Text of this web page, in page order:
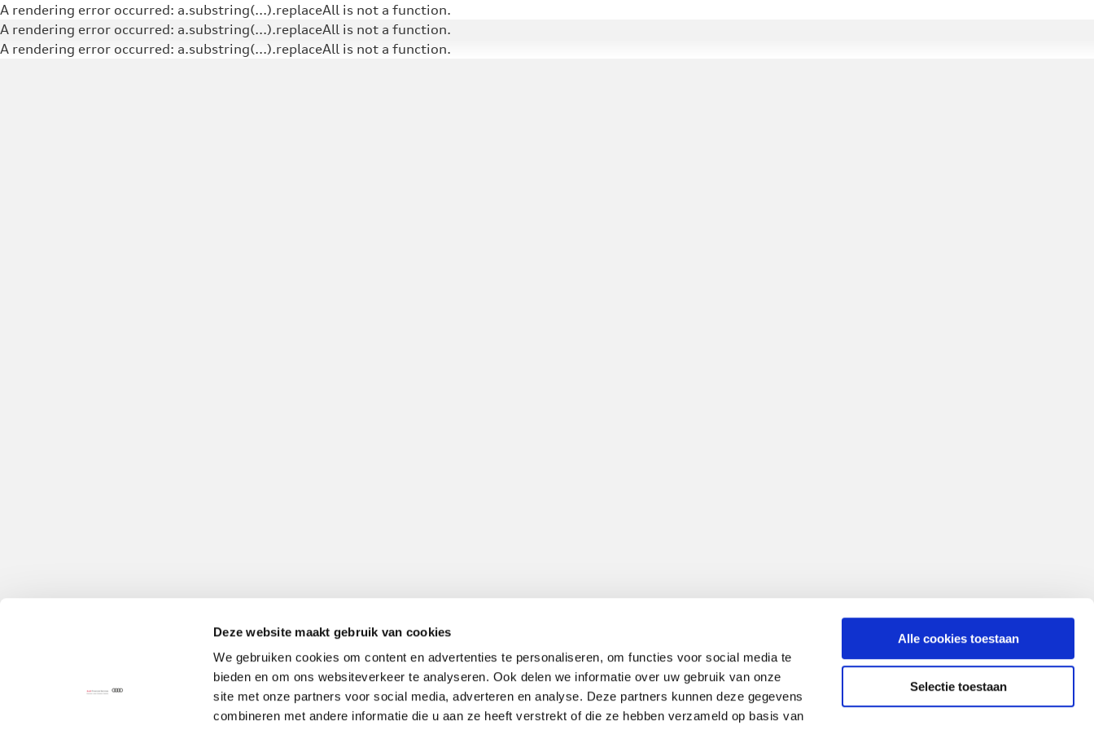
Deze website maakt gebruik van cookies
We gebruiken cookies om content en advertenties te personaliseren, om functies voor social media te
bieden en om ons websiteverkeer te analyseren. Ook delen we informatie over uw gebruik van onze
site met onze partners voor social media, adverteren en analyse. Deze partners kunnen deze gegevens
combineren met andere informatie die u aan ze heeft verstrekt of die ze hebben verzameld op basis van
Alle cookies toestaan
Selectie toestaan
A rendering error occurred: a.substring(...).replaceAll is not a function.
A rendering error occurred: a.substring(...).replaceAll is not a function.
A rendering error occurred: a.substring(...).replaceAll is not a function.